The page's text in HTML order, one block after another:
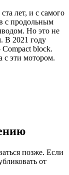
лет, и с самого
с продольным
Но это не
В 2021 году
block.
с эти мотором.
позже. Если
от